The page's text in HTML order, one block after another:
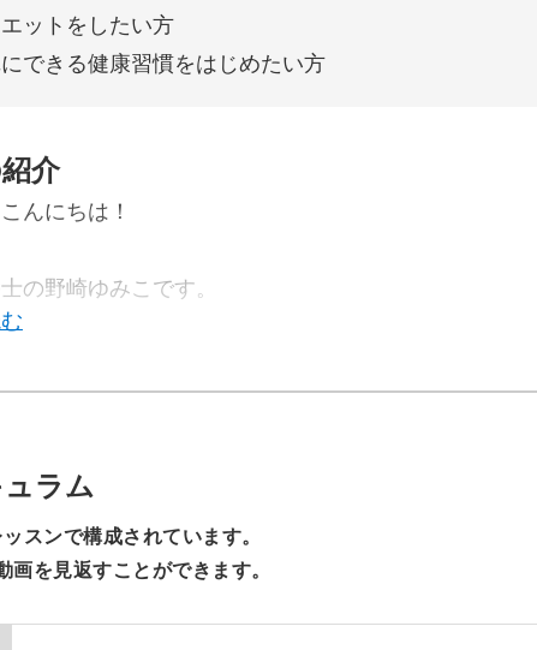
ットをしたい方
できる健康習慣をはじめたい方
介
んにちは！
の野崎ゆみこです。
ラム
スンで構成されています。
画を見返すことができます。